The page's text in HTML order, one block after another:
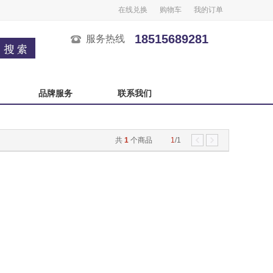
在线兑换 购物车 我的订单
服务热线 18515689281
品牌服务 联系我们
五芳斋 1/1
共 1 个商品